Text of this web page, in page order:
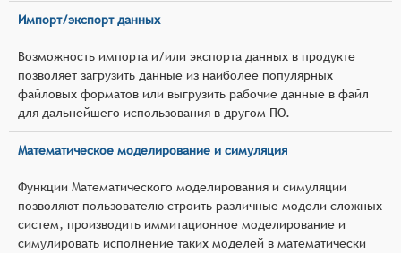
Импорт/экспорт данных
Возможность импорта и/или экспорта данных в продукте
позволяет загрузить данные из наиболее популярных
файловых форматов или выгрузить рабочие данные в файл
для дальнейшего использования в другом ПО.
Математическое моделирование и симуляция
Функции Математического моделирования и симуляции
позволяют пользователю строить различные модели сложных
систем, производить иммитационное моделирование и
симулировать исполнение таких моделей в математически